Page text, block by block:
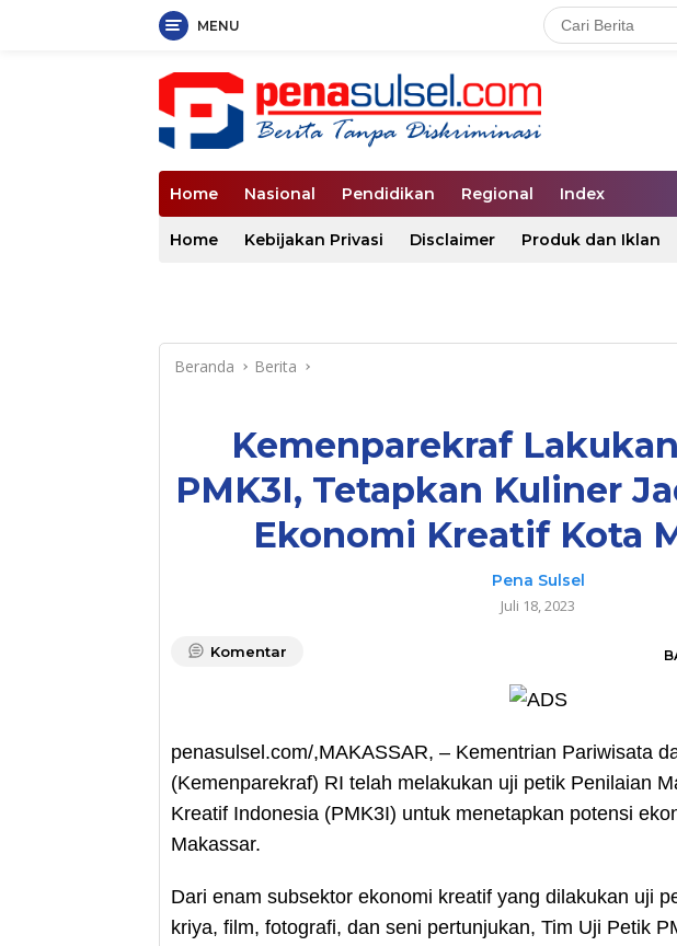
MENU
Home Nasional Pendidikan Regional Index
Home Kebijakan Privasi Disclaimer Produk dan Iklan
Beranda Berita
Kemenparekraf
PMK3I, Tetapkan Kuliner
Ekonomi Kreatif Kota
Pena Sulsel
Juli 18, 2023
Komentar
penasulsel.com/,MAKASSAR, – Kementrian Pariwisata
(Kemenparekraf) RI telah melakukan uji petik Penilaian
Kreatif Indonesia (PMK3I) untuk menetapkan potensi
Makassar.
Dari enam subsektor ekonomi kreatif yang dilakukan uji
kriya, film, fotografi, dan seni pertunjukan, Tim Uji Petik